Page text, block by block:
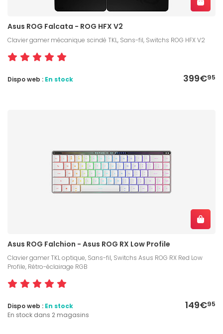
Asus ROG Falcata - ROG HFX V2
Clavier gamer mécanique scindé TKL, Sans-fil, Switchs ROG HFX V2
399€95
Dispo web : En stock
Asus ROG Falchion - Asus ROG RX Low Profile
Clavier gamer TKL optique, Sans-fil, Switchs Asus ROG RX Red Low
Profile, Rétro-éclairage RGB
149€95
Dispo web : En stock
En stock dans 2 magasins